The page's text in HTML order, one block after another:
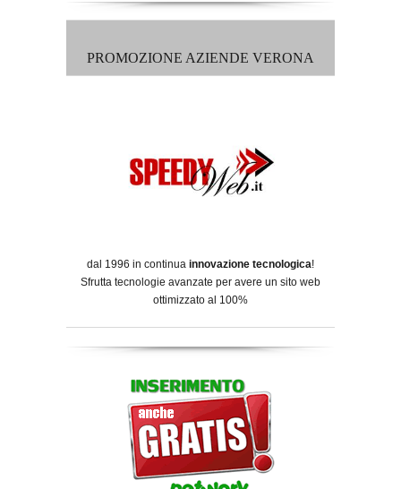
PROMOZIONE AZIENDE VERONA
dal 1996 in continua innovazione tecnologica!
Sfrutta tecnologie avanzate per avere un sito web
ottimizzato al 100%